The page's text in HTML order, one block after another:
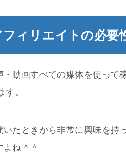
ィリエイトの必要
動画すべての媒体を使って
す。
たときから非常に興味を持
ね＾＾